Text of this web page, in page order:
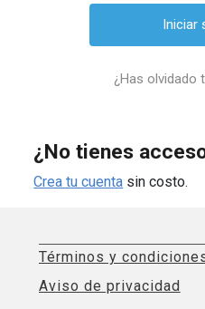
¿Has olvidado
¿No tienes
Crea tu cuenta sin costo.
Términos y
Aviso de privacidad